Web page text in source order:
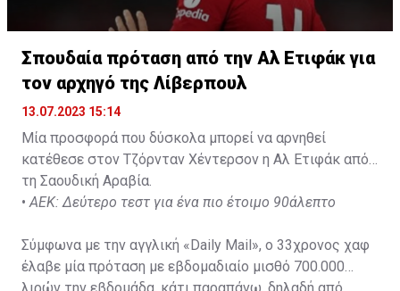
Σπουδαία πρόταση από την Αλ Ετιφάκ για
τον αρχηγό της Λίβερπουλ
13.07.2023 15:14
Μία προσφορά που δύσκολα μπορεί να αρνηθεί
κατέθεσε στον Τζόρνταν Χέντερσον η Αλ Ετιφάκ από
τη Σαουδική Αραβία.
•ΑΕΚ: Δεύτερο τεστ για ένα πιο έτοιμο 90άλεπτο
Σύμφωνα με την αγγλική «Daily Mail», ο 33χρονος χαφ
έλαβε μία πρόταση με εβδομαδιαίο μισθό 700.000